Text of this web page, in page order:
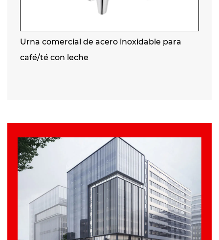
Urna comercial de acero inoxidable para
café/té con leche